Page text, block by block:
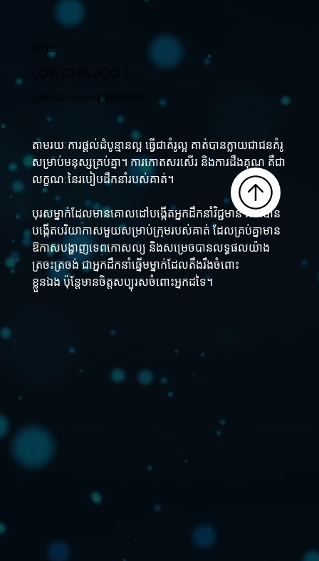
2012
អ្នកអប់រំដែលប្រមូលផ្ដុំទេពកោសល្យ
តាមរយៈការផ្តល់ដំបូន្មានល្អ ធ្វើជាគំរូល្អ គាត់បានក្លាយជាជនគំរូ
សម្រាប់មនុស្សគ្រប់គ្នា។ ការកោតសរសើរ និងការដឹងគុណ គឺជា
លក្ខណៈនៃរបៀបដឹកនាំរបស់គាត់។
បុរសម្នាក់ដែលមានគោលដៅបង្កើតអ្នកដឹកនាំវិជ្ជមាន គាត់បាន
បង្កើតបរិយាកាសមួយសម្រាប់ក្រុមរបស់គាត់ ដែលគ្រប់គ្នាមាន
ឱកាសបង្ហាញទេពកោសល្យ និងសម្រេចបានលទ្ធផលយ៉ាង
ត្រចះត្រចង់ ជាអ្នកដឹកនាំឆ្នើមម្នាក់ដែលតឹងរឹងចំពោះ
ខ្លួនឯង ប៉ុន្តែមានចិត្តសប្បុរសចំពោះអ្នកដទៃ។